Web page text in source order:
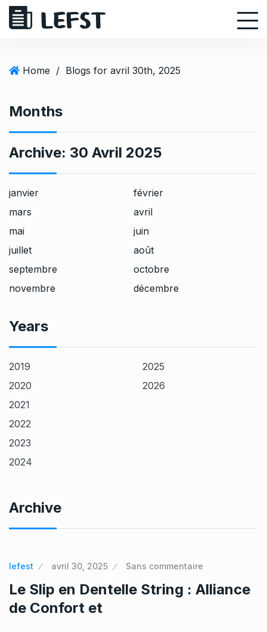
Home / Blogs for avril 30th, 2025
Months
Archive: 30 Avril 2025
janvier
février
mars
avril
mai
juin
juillet
août
septembre
octobre
novembre
décembre
Years
2019
2020
2021
2022
2023
2024
2025
2026
Archive
lefest avril 30, 2025 Sans commentaire
Le Slip en Dentelle String : Alliance
de Confort et